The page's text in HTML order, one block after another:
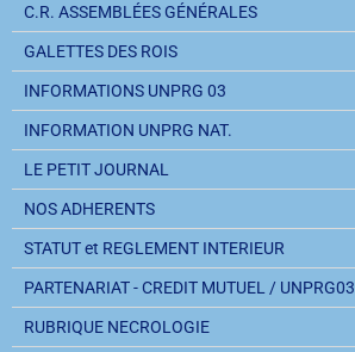
C.R. ASSEMBLÉES GÉNÉRALES
GALETTES DES ROIS
INFORMATIONS UNPRG 03
INFORMATION UNPRG NAT.
LE PETIT JOURNAL
NOS ADHERENTS
STATUT et REGLEMENT INTERIEUR
PARTENARIAT - CREDIT MUTUEL / UNPRG03
RUBRIQUE NECROLOGIE